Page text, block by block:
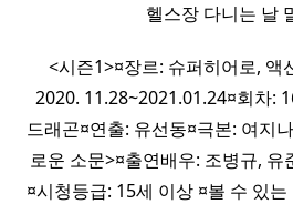
헬스장 다니는 날
<시즌1>¤장르: 슈퍼히어로, 액
2020. 11.28~2021.01.24¤회차:
드래곤¤연출: 유선동¤극본: 여지
로운 소문>¤출연배우: 조병규, 유
¤시청등급: 15세 이상 ¤볼 수 있